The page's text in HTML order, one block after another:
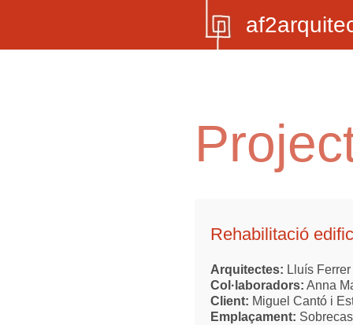
Rehabilitació
Arquitectes: Lluís
Col·laboradors: Anna
Client: Miguel Cantó i
Emplaçament: